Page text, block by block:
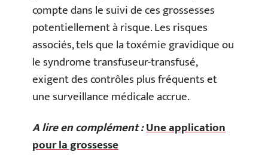
compte dans le suivi de ces grossesses
potentiellement à risque. Les risques
associés, tels que la toxémie gravidique ou
le syndrome transfuseur-transfusé,
exigent des contrôles plus fréquents et
une surveillance médicale accrue.
A lire en complément :Une application
pour la grossesse